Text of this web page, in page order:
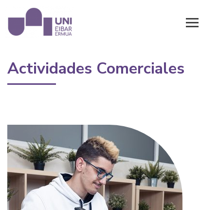
Actividades Comerciales